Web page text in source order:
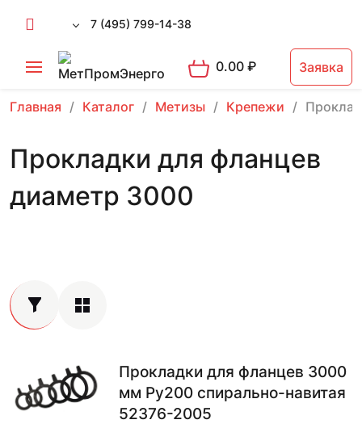
7 (495) 799-14-38
0.00₽ Заявка
Главная Каталог Метизы Крепежи
Прокладки для фланцев
диаметр 3000
Прокладки для фланцев 3000
мм Ру200 спирально-навитая
52376-2005